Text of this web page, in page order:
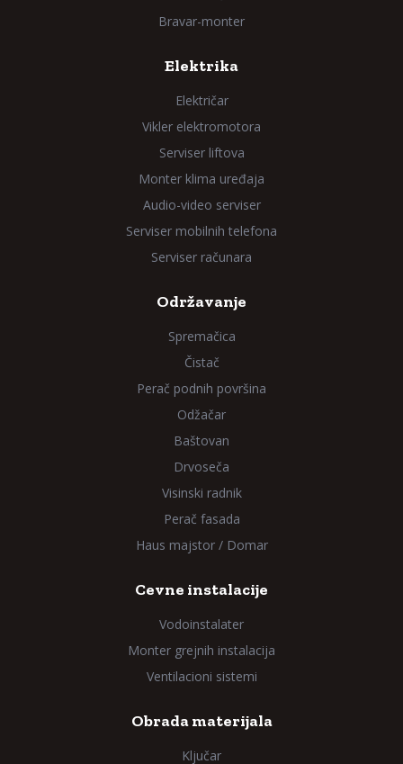
Bravar-monter
Elektrika
Električar
Vikler elektromotora
Serviser liftova
Monter klima uređaja
Audio-video serviser
Serviser mobilnih telefona
Serviser računara
Održavanje
Spremačica
Čistač
Perač podnih površina
Odžačar
Baštovan
Drvoseča
Visinski radnik
Perač fasada
Haus majstor / Domar
Cevne instalacije
Vodoinstalater
Monter grejnih instalacija
Ventilacioni sistemi
Obrada materijala
Ključar